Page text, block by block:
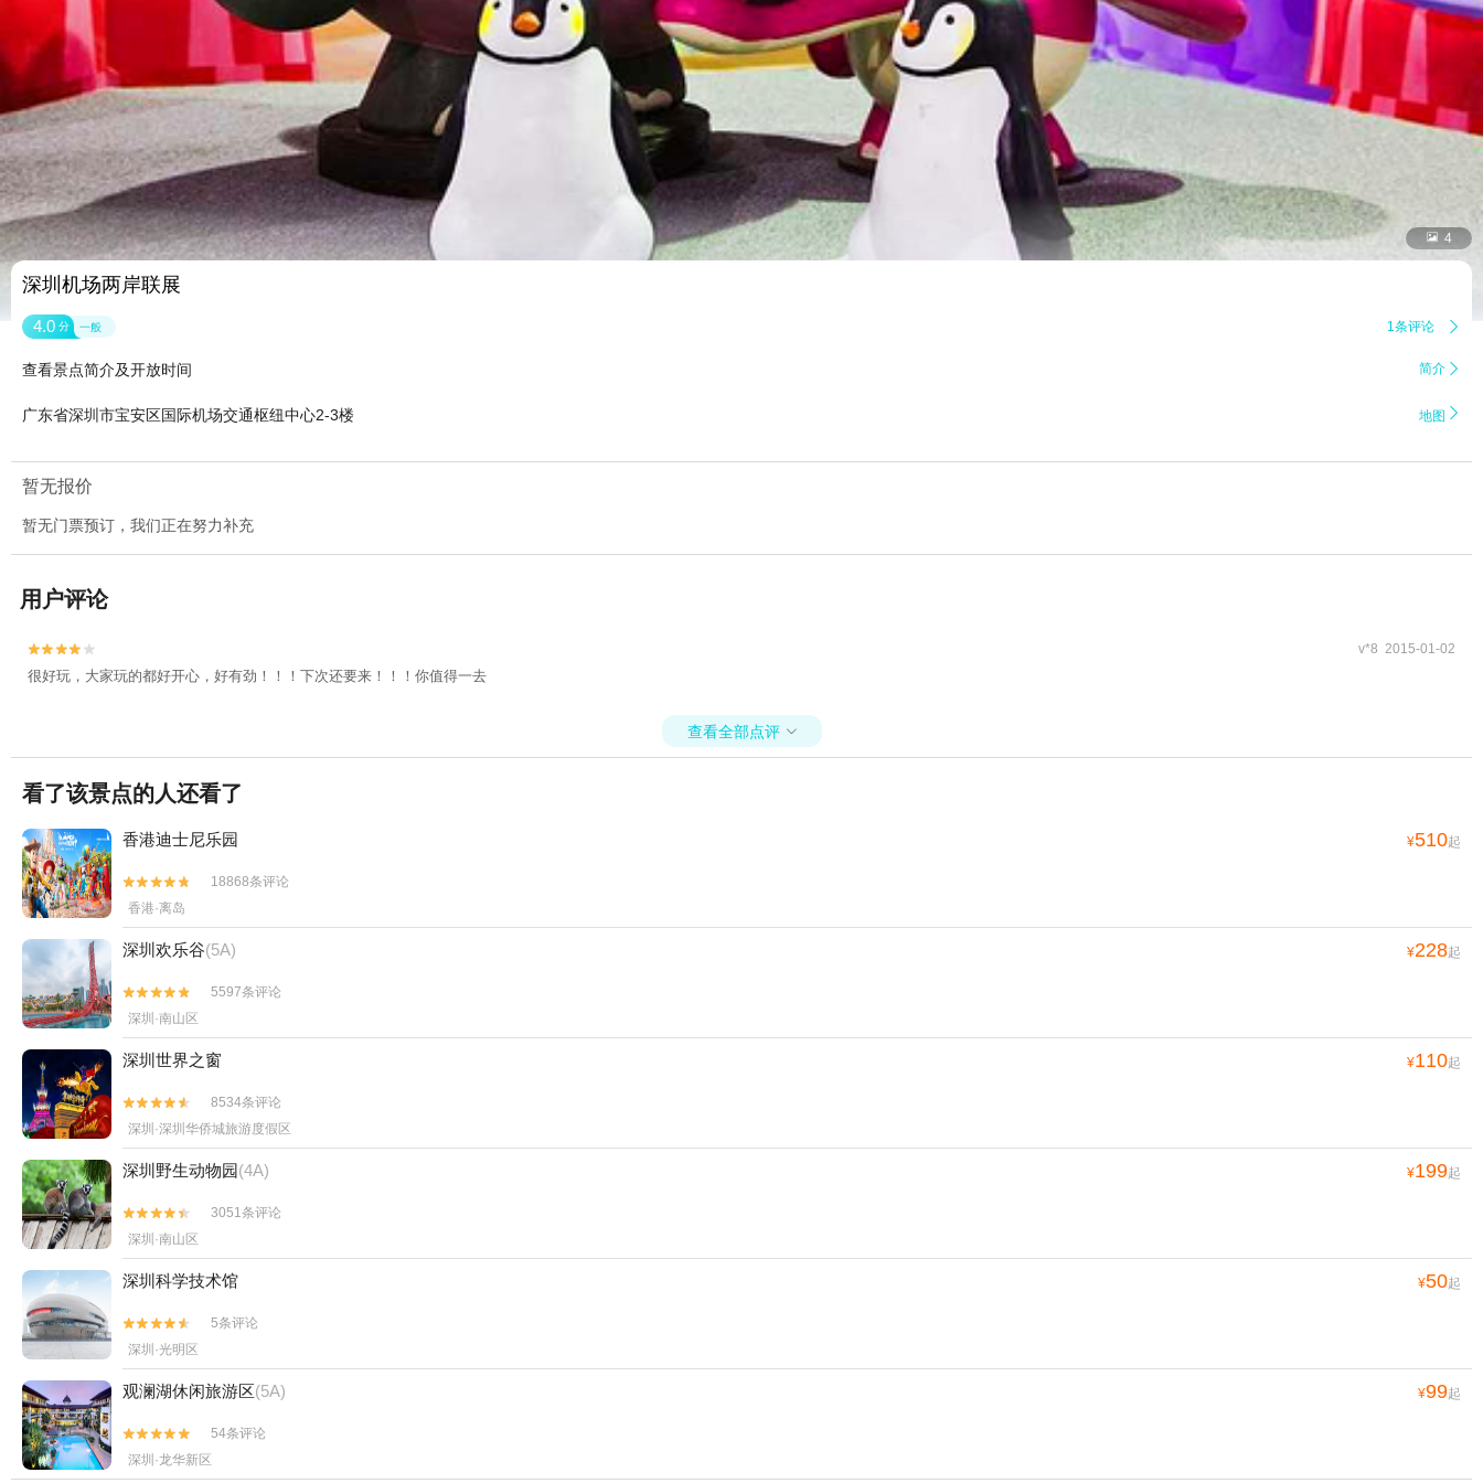
 4
深圳机场两岸联展
4.0 分 一般 1条评论 
查看景点简介及开放时间 简介 
广东省深圳市宝安区国际机场交通枢纽中心2-3楼 地图 
暂无报价
暂无门票预订，我们正在努力补充
用户评论

 v*8 2015-01-02
很好玩，大家玩的都好开心，好有劲！！！下次还要来！！！你值得一去
查看全部点评 
看了该景点的人还看了
香港迪士尼乐园 ¥510起


18868条评论
香港·离岛
深圳欢乐谷(5A) ¥228起


5597条评论
深圳·南山区
深圳世界之窗 ¥110起


8534条评论
深圳·深圳华侨城旅游度假区
深圳野生动物园(4A) ¥199起


3051条评论
深圳·南山区
深圳科学技术馆 ¥50起


5条评论
深圳·光明区
观澜湖休闲旅游区(5A) ¥99起


54条评论
深圳·龙华新区